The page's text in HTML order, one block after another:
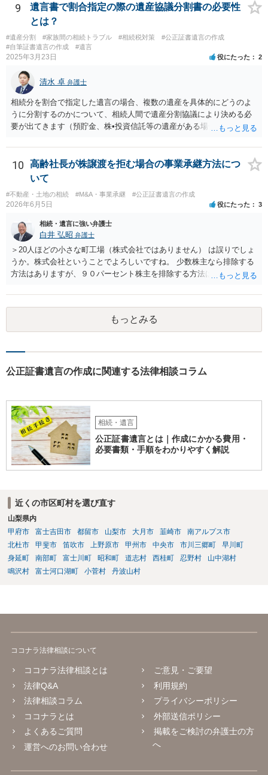
であれば、母親本人に対する報告義務が問題となります。母親が貴方
に一任する旨を明確に伝えており、委任状の内容にも、弁護士との連
絡、進捗確認、公正証書遺言の作成有無や控えの確認等が含まれてい
るのであれば、貴方から進捗状況等の説明を求める余地はあります。
他方で、その弁護士が兄の依頼を受けた弁護士である場合には、兄の
況を報告する義務があるとは限りません。また、親族間で利害対立が
ある可能性がある場合、守秘義務や本人意思確認の観点から、委任状
があるとしても直ちに内容を開示しないこともあり得ます。 公正証書
遺言が作成済みである場合でも、生前にその存在や内容を誰に開示す
るかは、基本的には遺言者本人の意思による問題です。まずは、母親
無・内容について説明してよい」旨を明確に伝えてもらい、委任状の
写しを添付して、期限を区切って書面で回答を求めることが考えられ
ます。それでも回答がない場合には、母親本人の意思能力や真意、兄
による不当な関与の有無も含めて、別の弁護士に資料（遺言書案、委
任状、母親の発言内容、弁護士との連絡履歴、兄とのやり取り等）を
示して相談した方がよいように思います。
9
遺言書で割合指定の際の遺産協議分割書の必要性
とは？
#遺産分割 #家族間の相続トラブル #相続税対策
#公正証書遺言の作成
#自筆証書遺言の作成
#遺言
2025年3月23日 役にたった 2
清水 卓 弁護士
相続分を割合で指定した遺言の場合、複数の遺産を具体的にどうのよ
うに分割するのかについて、相続人間で遺産分割協議により決める必
要が出てきます（預貯金、株•投資信託等の遺産がある場合に、どの遺
投資信託は他の相続人にというような分け方をするのか等について
は、相続人間で遺産分割協議により決める必要があります）。
10
高齢社長が株譲渡を拒む場合の事業承継方法につ
いて
#不動産・土地の相続 #M&A・事業承継 #公正証書遺言の作成
2026年6月5日 役にたった 3
相続・遺言に強い弁護士
白井 弘昭 弁護士
＞20人ほどの小さな町工場（株式会社ではありません） は誤りでしょ
うか。株式会社ということでよろしいですね。 少数株主なら排除する
方法はありますが、９０パーセント株主を排除する方法は現実的にあ
るか、家族を説得して承継させるかしかないでしょう。 また、出資者
がいれば、全員で会社を辞めて新たな会社を立ち上げることも考えら
れます。 それか、しばらく我慢して、社長が没した後に相続人から承
継させるしかないように思えます。 私見ながらご参考まで。
もっとみる
公正証書遺言の作成に関連する法律相談コラム
相続・遺言
公正証書遺言とは｜作成にかかる費用・
必要書類・手順をわかりやすく解説
近くの市区町村を選び直す
山梨県内
甲府市
富士吉田市 都留市 山梨市 大月市 韮崎市
南アルプス市
北杜市
甲斐市 笛吹市 上野原市 甲州市 中央市 市川三郷町
早川町
身延町
南部町 富士川町 昭和町 道志村 西桂町 忍野村
山中湖村
鳴沢村
富士河口湖町 小菅村 丹波山村
ココナラ法律相談について
ココナラ法律相談とは
法律Q&A
法律相談コラム
ココナラとは
よくあるご質問
運営へのお問い合わせ
ご意見・ご要望
利用規約
プライバシーポリシー
外部送信ポリシー
掲載をご検討の弁護士の方
へ